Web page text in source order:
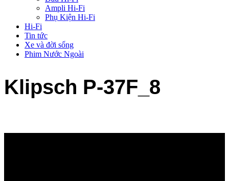
Ampli Hi-Fi
Phụ Kiện Hi-Fi
Hi-Fi
Tin tức
Xe và đời sống
Phim Nước Ngoài
Klipsch P-37F_8